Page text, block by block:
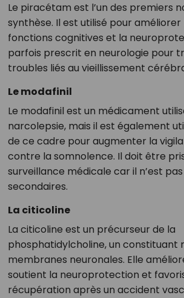
Le piracétam est l’un des premiers
synthèse. Il est utilisé pour
fonctions cognitives et la
parfois prescrit en neurologie pour
troubles liés au vieillissement
Le modafinil
Le modafinil est un médicament
narcolepsie, mais il est également
de ce cadre pour augmenter la
contre la somnolence. Il doit être
surveillance médicale car il n’est
secondaires.
La citicoline
La citicoline est un précurseur de la
phosphatidylcholine, un constituant
membranes neuronales. Elle
soutient la neuroprotection et
récupération après un accident